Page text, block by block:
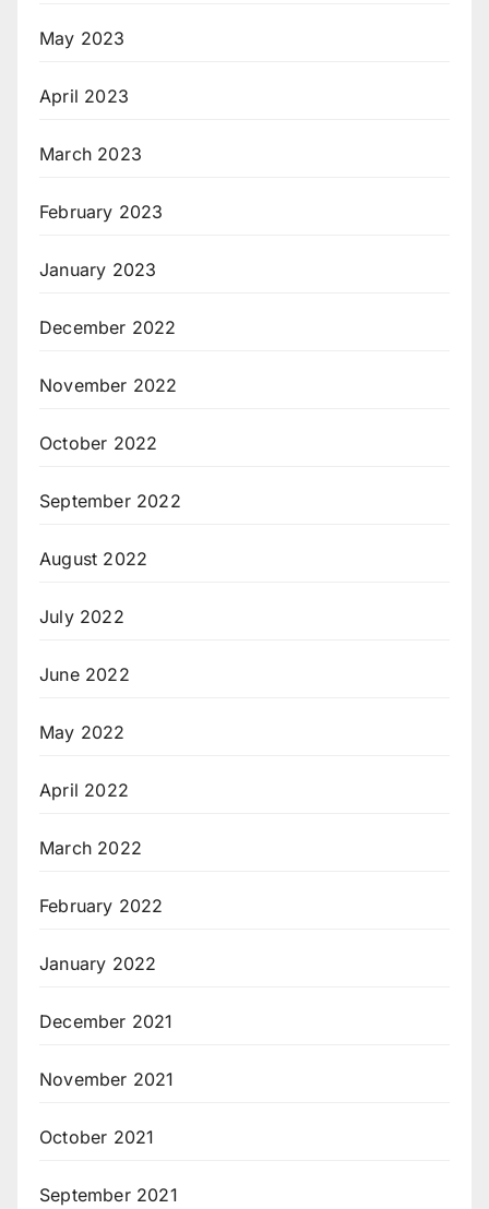
May 2023
April 2023
March 2023
February 2023
January 2023
December 2022
November 2022
October 2022
September 2022
August 2022
July 2022
June 2022
May 2022
April 2022
March 2022
February 2022
January 2022
December 2021
November 2021
October 2021
September 2021